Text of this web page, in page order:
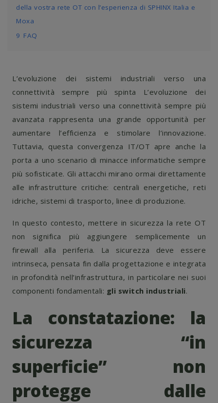
della vostra rete OT con l’esperienza di SPHINX Italia e
Moxa
9 FAQ
L’evoluzione dei sistemi industriali verso una
connettività sempre più spinta L’evoluzione dei
sistemi industriali verso una connettività sempre più
avanzata rappresenta una grande opportunità per
aumentare l’efficienza e stimolare l’innovazione.
Tuttavia, questa convergenza IT/OT apre anche la
porta a uno scenario di minacce informatiche sempre
più sofisticate. Gli attacchi mirano ormai direttamente
alle infrastrutture critiche: centrali energetiche, reti
idriche, sistemi di trasporto, linee di produzione.
In questo contesto, mettere in sicurezza la rete OT
non significa più aggiungere semplicemente un
firewall alla periferia. La sicurezza deve essere
intrinseca, pensata fin dalla progettazione e integrata
in profondità nell’infrastruttura, in particolare nei suoi
componenti fondamentali: gli switch industriali.
La constatazione: la
sicurezza “in
superficie” non
protegge dalle